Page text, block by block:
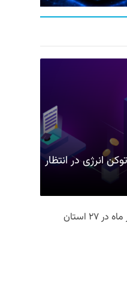
انرژی در انتظار
گزارش شاپرک: تعداد تراکنش‌های تیر ماه در ۲۷ استان‌